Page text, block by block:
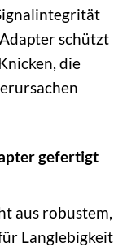
schützt
die
gefertigt
aus robustem,
Langlebigkeit